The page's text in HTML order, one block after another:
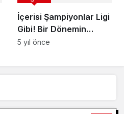
İçerisi Şampiyonlar Ligi
Gibi! Bir Dönemin
Gençlik Dizisi Küçük
5 yıl önce